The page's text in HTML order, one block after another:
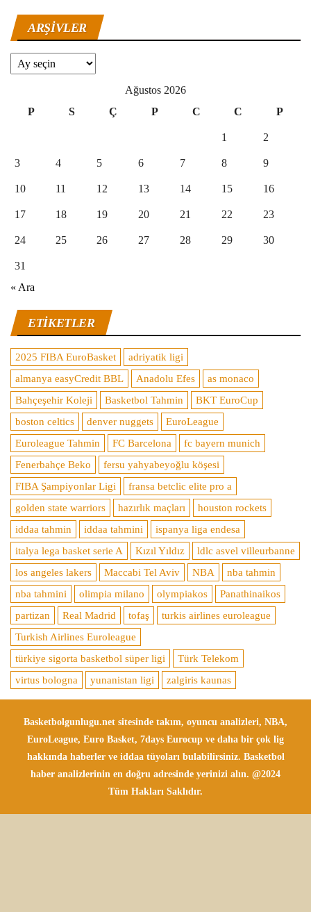
ARŞIVLER
Arşivler
Ağustos 2026
P
S Ç P C C P
1 2
3 4 5 6 7 8 9
10 11 12 13 14 15 16
17 18 19 20 21 22 23
24 25 26 27 28 29 30
31
« Ara
ETIKETLER
2025 FIBA EuroBasket
adriyatik ligi
almanya easyCredit BBL
Anadolu Efes
as monaco
Bahçeşehir Koleji
Basketbol Tahmin
BKT EuroCup
boston celtics
denver nuggets
EuroLeague
Euroleague Tahmin
FC Barcelona
fc bayern munich
Fenerbahçe Beko
fersu yahyabeyoğlu köşesi
FIBA Şampiyonlar Ligi
fransa betclic elite pro a
golden state warriors
hazırlık maçları
houston rockets
iddaa tahmin
iddaa tahmini
ispanya liga endesa
italya lega basket serie A
Kızıl Yıldız
ldlc asvel villeurbanne
los angeles lakers
Maccabi Tel Aviv NBA
nba tahmin
nba tahmini
olimpia milano olympiakos
Panathinaikos
partizan
Real Madrid tofaş
turkis airlines euroleague
Turkish Airlines Euroleague
türkiye sigorta basketbol süper ligi
Türk Telekom
virtus bologna
yunanistan ligi zalgiris kaunas
Basketbolgunlugu.net sitesinde takım, oyuncu analizleri, NBA,
EuroLeague, Euro Basket, 7days Eurocup ve daha bir çok lig
hakkında haberler ve iddaa tüyoları bulabilirsiniz. Basketbol
haber analizlerinin en doğru adresinde yerinizi alın. @2024
Tüm Hakları Saklıdır.